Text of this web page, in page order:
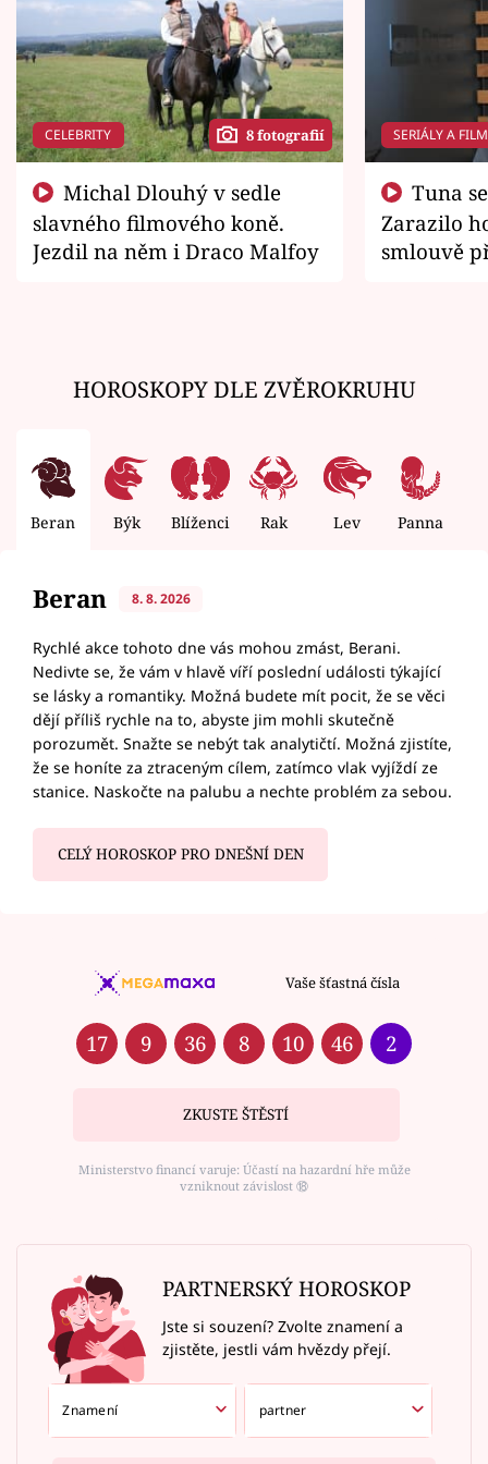
CELEBRITY 8 fotografií
slavného filmového koně.
Jezdil na něm i Draco Malfoy
SERIÁLY A
Zarazilo
smlouvě
HOROSKOPY DLE ZVĚROKRUHU
Beran Býk Blíženci Rak Lev Panna
Beran 8. 8. 2026
Rychlé akce tohoto dne vás mohou zmást, Berani.
Nedivte se, že vám v hlavě víří poslední události týkající
se lásky a romantiky. Možná budete mít pocit, že se věci
dějí příliš rychle na to, abyste jim mohli skutečně
porozumět. Snažte se nebýt tak analytičtí. Možná zjistíte,
že se honíte za ztraceným cílem, zatímco vlak vyjíždí ze
stanice. Naskočte na palubu a nechte problém za sebou.
CELÝ HOROSKOP PRO DNEŠNÍ DEN
Vaše šťastná čísla
17 9 36 8 10 46 2
ZKUSTE ŠTĚSTÍ
Ministerstvo financí varuje: Účastí na hazardní hře může
vzniknout závislost ⑱
PARTNERSKÝ HOROSKOP
Jste si souzení? Zvolte znamení a
zjistěte, jestli vám hvězdy přejí.